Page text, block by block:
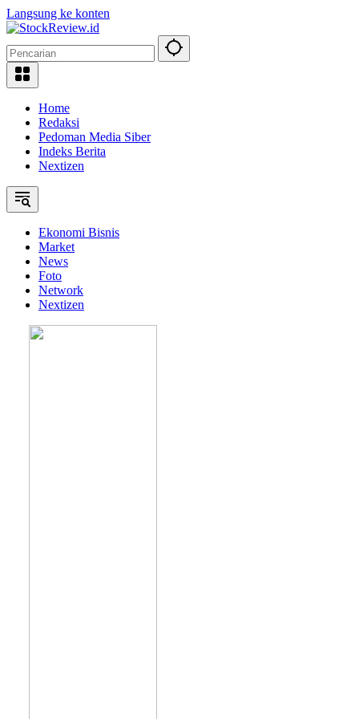
Langsung ke konten
Home
Redaksi
Pedoman Media Siber
Indeks Berita
Nextizen
Ekonomi Bisnis
Market
News
Foto
Network
Nextizen